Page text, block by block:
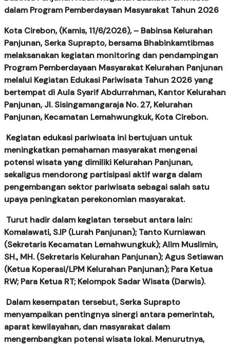
dalam Program Pemberdayaan Masyarakat Tahun 2026
Kota Cirebon, (Kamis, 11/6/2026), – Babinsa Kelurahan
Panjunan, Serka Suprapto, bersama Bhabinkamtibmas
melaksanakan kegiatan monitoring dan pendampingan
Program Pemberdayaan Masyarakat Kelurahan Panjunan
melalui Kegiatan Edukasi Pariwisata Tahun 2026 yang
bertempat di Aula Syarif Abdurrahman, Kantor Kelurahan
Panjunan, Jl. Sisingamangaraja No. 27, Kelurahan
Panjunan, Kecamatan Lemahwungkuk, Kota Cirebon.
Kegiatan edukasi pariwisata ini bertujuan untuk
meningkatkan pemahaman masyarakat mengenai
potensi wisata yang dimiliki Kelurahan Panjunan,
sekaligus mendorong partisipasi aktif warga dalam
pengembangan sektor pariwisata sebagai salah satu
upaya peningkatan perekonomian masyarakat.
Turut hadir dalam kegiatan tersebut antara lain:
Komalawati, S.IP (Lurah Panjunan); Tanto Kurniawan
(Sekretaris Kecamatan Lemahwungkuk); Alim Muslimin,
SH., MH. (Sekretaris Kelurahan Panjunan); Agus Setiawan
(Ketua Koperasi/LPM Kelurahan Panjunan); Para Ketua
RW; Para Ketua RT; Kelompok Sadar Wisata (Darwis).
Dalam kesempatan tersebut, Serka Suprapto
menyampaikan pentingnya sinergi antara pemerintah,
aparat kewilayahan, dan masyarakat dalam
mengembangkan potensi wisata lokal. Menurutnya,